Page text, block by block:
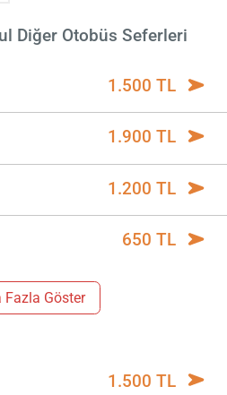
Diğer Otobüs Seferleri
1.500 TL
1.900 TL
1.200 TL
650 TL
Fazla Göster
1.500 TL